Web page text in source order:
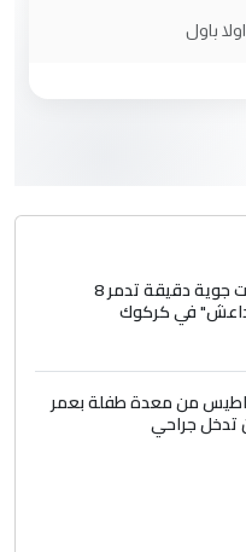
...
يخص "لم الشمل"
...
باول
الإعلام الأمني: ضربات جوية دقيقة تدمر 8
في كركوك
من معدة طفلة بعمر
تدخل جراحي